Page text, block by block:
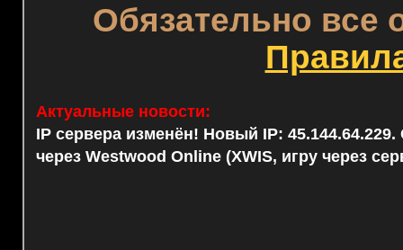
Обязательно все
Актуальные новости:
IP сервера изменён! Новый IP: 45.144.64.229.
через Westwood Online (XWIS, игру через